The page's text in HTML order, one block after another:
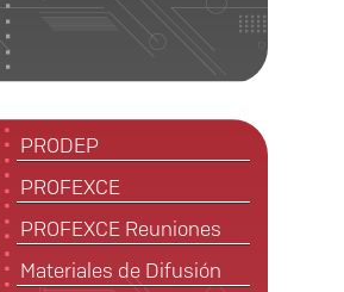
PRODEP
PROFEXCE
PROFEXCE Reuniones
Materiales de Difusión